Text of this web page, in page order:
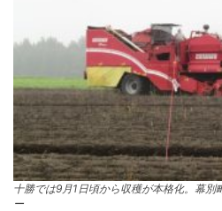
十勝では9月1日頃から収穫が本格化。幕
ー